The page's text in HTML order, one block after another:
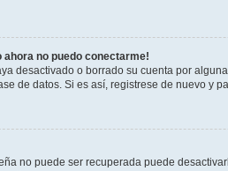
ahora no puedo conectarme!
desactivado o borrado su cuenta por
de datos. Si es así, registrese de nuevo y
no puede ser recuperada puede